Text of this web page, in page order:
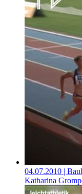
04.07.2010 |
Katharina